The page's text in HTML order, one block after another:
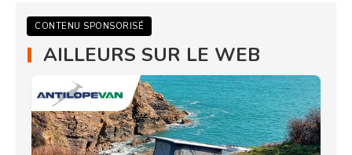
CONTENU SPONSORISÉ
AILLEURS SUR LE WEB